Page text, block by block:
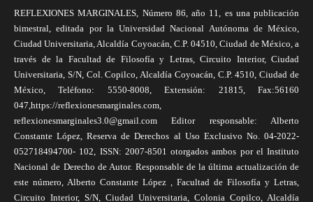
REFLEXIONES MARGINALES, Número 86, año 11, es una publicación
bimestral, editada por la Universidad Nacional Autónoma de México,
Ciudad Universitaria, Alcaldía Coyoacán, C.P. 04510, Ciudad de México, a
través de la Facultad de Filosofía y Letras, Circuito Interior, Ciudad
Universitaria, S/N, Col. Copilco, Alcaldía Coyoacán, C.P. 4510, Ciudad de
México, Teléfono: 5550-8008, Extensión: 21815, Fax:56160
047,https://reflexionesmarginales.com,
reflexionesmarginales3.0@gmail.com Editor responsable: Alberto
Constante López, Reserva de Derechos al Uso Exclusivo No. 04-2022-
052718494700- 102, ISSN: 2007-8501 otorgados ambos por el Instituto
Nacional de Derecho de Autor. Responsable de la última actualización de
este número, Alberto Constante López , Facultad de Filosofía y Letras,
Circuito Interior, S/N, Ciudad Universitaria, Colonia Copilco, Alcaldía